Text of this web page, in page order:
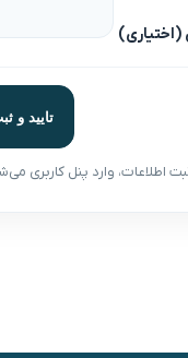
تایید و
اطلاعات، وارد پنل